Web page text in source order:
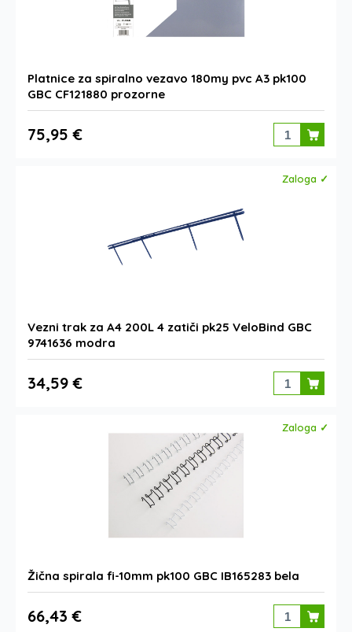
Platnice za spiralno vezavo 180my pvc A3 pk100
GBC CF121880 prozorne
75,95 €
Zaloga ✓
Vezni trak za A4 200L 4 zatiči pk25 VeloBind GBC
9741636 modra
34,59 €
Zaloga ✓
Žična spirala fi-10mm pk100 GBC IB165283 bela
66,43 €